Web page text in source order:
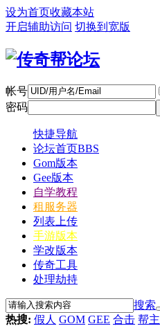
设为首页收藏本站
开启辅助访问 切换到宽版
帐号
密码
快捷导航
论坛首页BBS
Gom版本
Gee版本
自学教程
租服务器
列表上传
手游版本
学改版本
传奇工具
处理劫持
搜索
热搜: 假人 GOM GEE 合击 帮主